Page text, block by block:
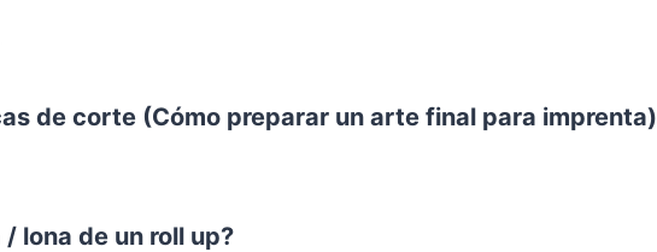
de corte (Cómo preparar un arte final para imprenta)
lona de un roll up?